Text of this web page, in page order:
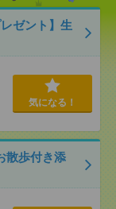
ゼント】生
気になる！
散歩付き添